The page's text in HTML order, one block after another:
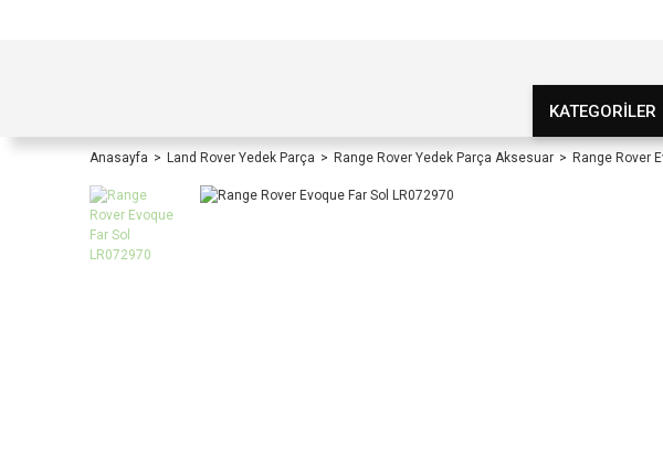
KATEGORİLER
Anasayfa Land Rover Yedek Parça Range Rover Yedek Parça Aksesuar Range Rover